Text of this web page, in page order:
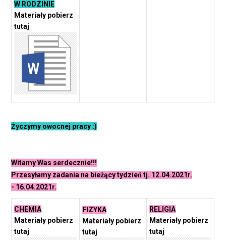
W RODZINIE
Materiały pobierz
tutaj
Życzymy owocnej pracy :)
Witamy Was serdecznie!!!
Przesyłamy zadania na bieżący tydzień tj. 12.04.2021r.
- 16.04.2021r.
CHEMIA
Materiały pobierz
tutaj
FIZYKA
Materiały pobierz
tutaj
RELIGIA
Materiały pobierz
tutaj